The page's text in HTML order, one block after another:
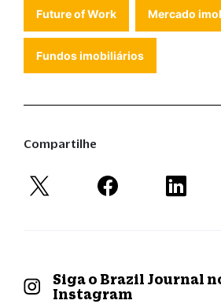
Future of Work Mercado
Fundos imobiliários
Compartilhe
Siga o Brazil Journal
Instagram